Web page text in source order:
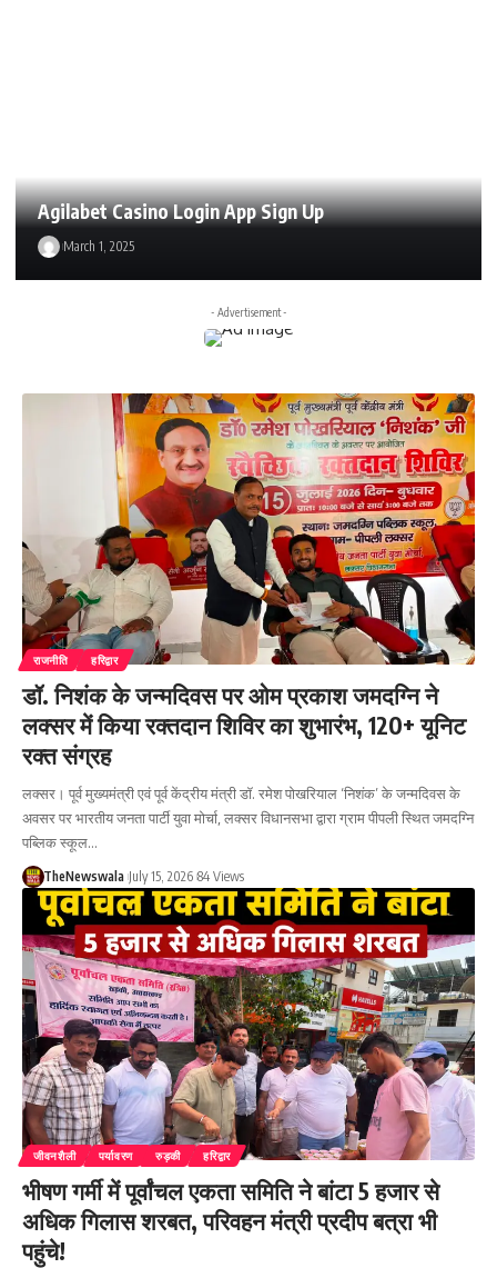
Agilabet Casino Login App Sign Up
March 1, 2025
- Advertisement -
राजनीति हरिद्वार
डॉ. निशंक के जन्मदिवस पर ओम प्रकाश जमदग्नि ने
लक्सर में किया रक्तदान शिविर का शुभारंभ, 120+ यूनिट
रक्त संग्रह
लक्सर। पूर्व मुख्यमंत्री एवं पूर्व केंद्रीय मंत्री डॉ. रमेश पोखरियाल ‘निशंक’ के जन्मदिवस के
अवसर पर भारतीय जनता पार्टी युवा मोर्चा, लक्सर विधानसभा द्वारा ग्राम पीपली स्थित जमदग्नि
पब्लिक स्कूल…
TheNewswala July 15, 2026 84 Views
जीवनशैली पर्यावरण रुड़की हरिद्वार
भीषण गर्मी में पूर्वांचल एकता समिति ने बांटा 5 हजार से
अधिक गिलास शरबत, परिवहन मंत्री प्रदीप बत्रा भी
पहुंचे!